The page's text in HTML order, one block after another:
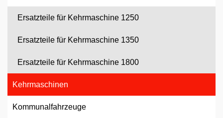
Ersatzteile für Kehrmaschine 1250
Ersatzteile für Kehrmaschine 1350
Ersatzteile für Kehrmaschine 1800
Kehrmaschinen
Kommunalfahrzeuge